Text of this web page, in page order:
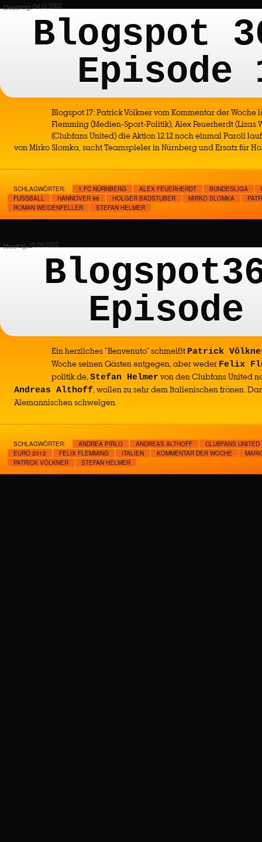
Dienstag, 04.12.2012
Blogspot
Episode
Blogspot 17: Patrick Völkner vom Kommentar der Woche
Flemming (Medien-Sport-Politik), Alex Feuerherdt (Lizas
(Clubfans United) die Aktion 12:12 noch einmal Paroli
von Mirko Slomka, sucht Teamspieler in Nürnberg und Ersatz für
SCHLAGWÖRTER: 1.FC NÜRNBERG ALEX FEUERHERDT BUNDESLIGA
FUSSBALL
HANNOVER 96 HOLGER BADSTUBER MIRKO SLOMKA
ROMAN WEIDENFELLER
STEFAN HELMER
Montag, 25.06.2012
Episode
Ein herzliches “Benvenuto” schmeißt Patrick
Woche seinen Gästen entgegen, aber weder Felix
politik.de, Stefan Helmer von den Clubfans United
Andreas Althoff, wollen zu sehr dem Italienischen frönen.
Alemannischen schwelgen.
SCHLAGWÖRTER: ANDREA PIRLO ANDREAS ALTHOFF
CLUBFANS UNITED
EURO 2012
FELIX FLEMMING ITALIEN KOMMENTAR DER WOCHE
PATRICK VÖLKNER
STEFAN HELMER